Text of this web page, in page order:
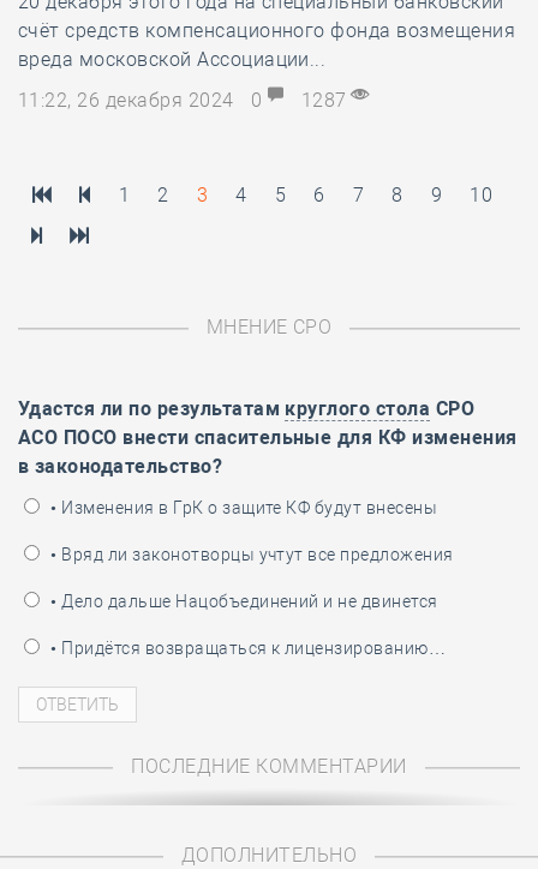
счёт средств компенсационного фонда возмещения
вреда московской Ассоциации...
11:22, 26 декабря 2024
0 1287
1 2 3 4 5 6 7 8 9 10
МНЕНИЕ СРО
Удастся ли по результатам круглого стола СРО
АСО ПОСО внести спасительные для КФ изменения
в законодательство?
• Изменения в ГрК о защите КФ будут внесены
• Вряд ли законотворцы учтут все предложения
• Дело дальше Нацобъединений и не двинется
• Придётся возвращаться к лицензированию…
ПОСЛЕДНИЕ КОММЕНТАРИИ
ДОПОЛНИТЕЛЬНО